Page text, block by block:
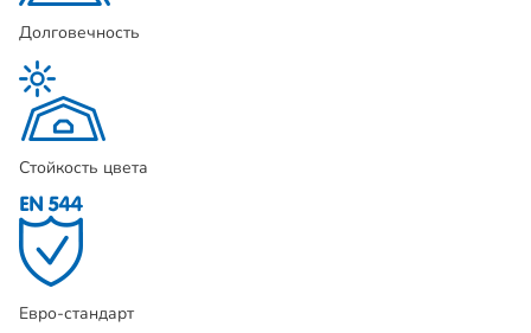
Долговечность
Стойкость цвета
Евро-стандарт